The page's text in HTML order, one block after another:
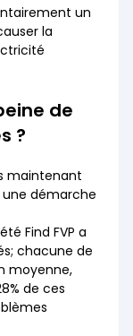
un
la
de
?
maintenant
une démarche
Find FVP a
chacune de
moyenne,
de ces